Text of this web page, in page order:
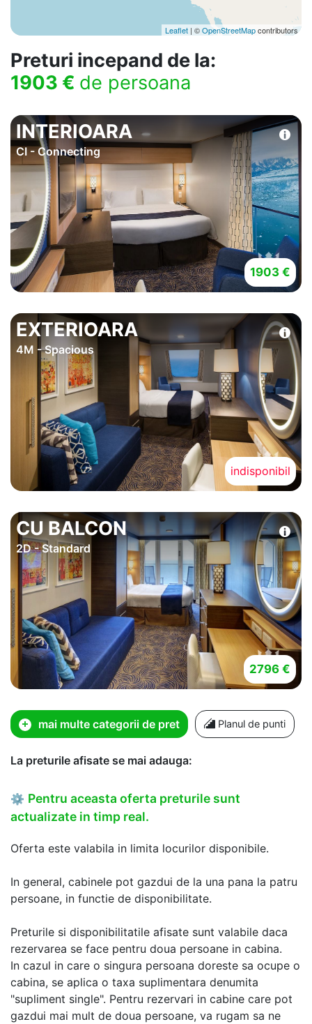
Leaflet | ©OpenStreetMapcontributors
Preturi incepand de la:
1903 € de persoana
INTERIOARA
CI - Connecting
1903 €
EXTERIOARA
4M - Spacious
indisponibil
CU BALCON
2D - Standard
2796 €
mai multe categorii de pret Planul de punti
La preturile afisate se mai adauga:
⚙ Pentru aceasta oferta preturile sunt
actualizate in timp real.
Oferta este valabila in limita locurilor disponibile.
In general, cabinele pot gazdui de la una pana la patru
persoane, in functie de disponibilitate.
Preturile si disponibilitatile afisate sunt valabile daca
rezervarea se face pentru doua persoane in cabina.
In cazul in care o singura persoana doreste sa ocupe o
cabina, se aplica o taxa suplimentara denumita
"supliment single". Pentru rezervari in cabine care pot
gazdui mai mult de doua persoane, va rugam sa ne